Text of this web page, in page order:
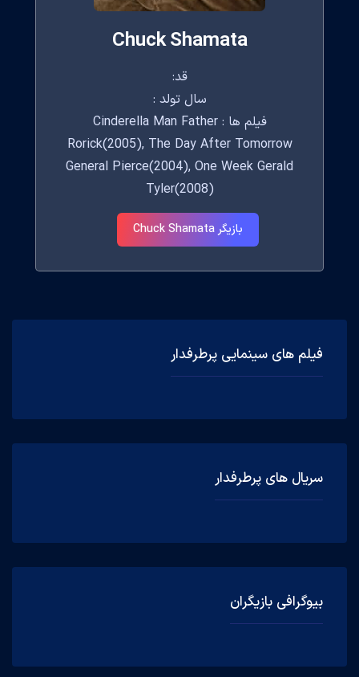
فیلم های سینمایی پرطرفدار
سریال های پرطرفدار
بیوگرافی بازیگران
Chuck Shamata
قد:
سال تولد :
فیلم ها : Cinderella Man Father
Rorick(2005), The Day After Tomorrow
General Pierce(2004), One Week Gerald
Tyler(2008)
بازیگر Chuck Shamata